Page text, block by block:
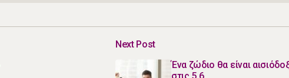
Next Post
Ένα ζώδιο θα είναι